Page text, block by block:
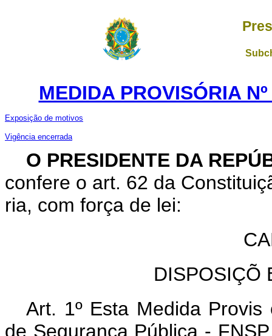
MEDIDA PROVISÓRIA
Exposição de motivos
Vigência encerrada
O PRESIDENTE DA
confere o art. 62 da
ria, com força de lei:
DISPOSIÇÕ
Art. 1º Esta Medida Provis
de Segurança Pública -